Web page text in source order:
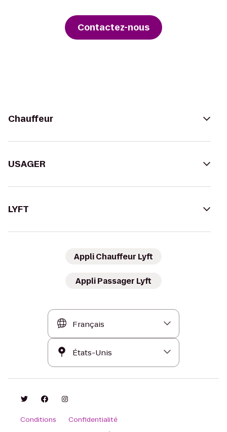
Contactez-nous
Chauffeur
USAGER
LYFT
Appli Chauffeur Lyft
Appli Passager Lyft
Conditions
Confidentialité